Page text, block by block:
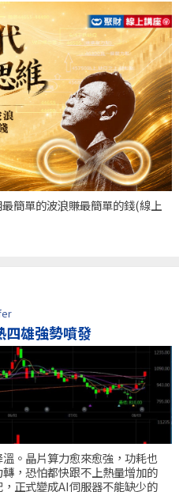
簡單的波浪賺最簡單的錢(線上
四雄強勢噴發
。晶片算力愈來愈強，功耗也
，恐怕都快跟不上熱量增加的
正式變成AI伺服器不能缺少的